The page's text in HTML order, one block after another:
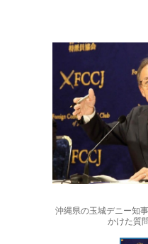
沖縄県の玉城デニー知
かけた質